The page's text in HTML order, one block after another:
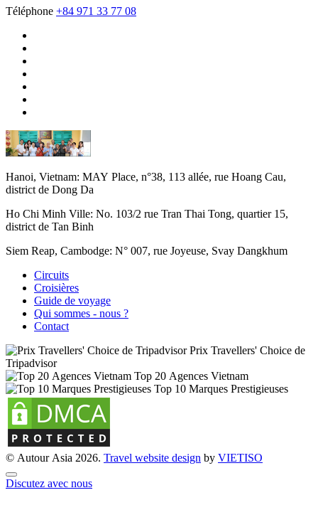
Téléphone +84 971 33 77 08
Hanoi, Vietnam: MAY Place, n°38, 113 allée, rue Hoang Cau,
district de Dong Da
Ho Chi Minh Ville: No. 103/2 rue Tran Thai Tong, quartier 15,
district de Tan Binh
Siem Reap, Cambodge: N° 007, rue Joyeuse, Svay Dangkhum
Circuits
Croisières
Guide de voyage
Qui sommes - nous ?
Contact
Prix Travellers' Choice de
Tripadvisor
Top 20 Agences Vietnam
Top 10 Marques Prestigieuses
© Autour Asia 2026. Travel website design by VIETISO
Discutez avec nous